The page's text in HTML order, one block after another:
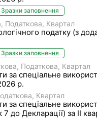
Зразки заповнення
Податкова Квартал
податку (з
Зразки заповнення
Податкова Квартал
за спеціальне
р.
Квартал
за спеціальне
7 до Декларації) за II